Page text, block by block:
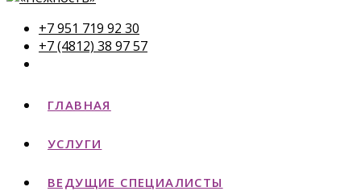
+7 951 719 92 30
+7 (4812) 38 97 57
ГЛАВНАЯ
УСЛУГИ
ВЕДУЩИЕ СПЕЦИАЛИСТЫ